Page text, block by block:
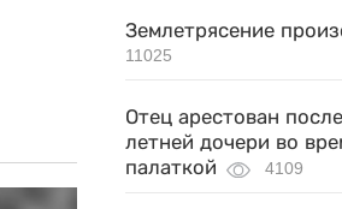
Землетрясение
11025
Отец арестован
летней дочери во
палаткой
4109